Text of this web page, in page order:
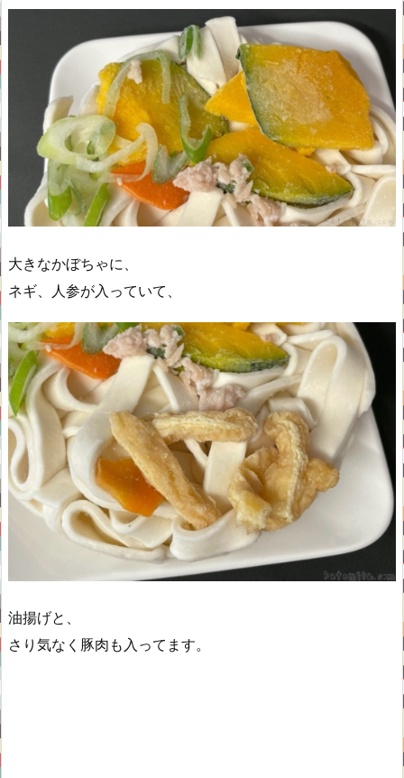
大きなかぼちゃに、
ネギ、人参が入っていて、
油揚げと、
さり気なく豚肉も入ってます。